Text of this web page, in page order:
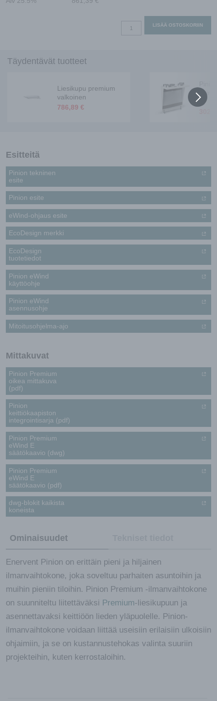
Pinion
Premium
LISÄÄ OSTOSKORIIN
Täydentävät tuotteet
Liesikupu premium
valkoinen
786,89 €
vy
Esitteitä
Pinion tekninen
esite
Pinion esite
eWind-ohjaus esite
EcoDesign merkki
EcoDesign
tuotetiedot
Pinion eWind
käyttöohje
Pinion eWind
asennusohje
Mitoitusohjelma-ajo
Mittakuvat
Pinion Premium
oikea mittakuva
(pdf)
Pinion
keittiökaapiston
integrointisarja (pdf)
Pinion Premium
eWind E
säätökaavio (dwg)
Pinion Premium
eWind E
säätökaavio (pdf)
dwg-blokit kaikista
koneista
Ominaisuudet
Enervent Pinion on erittäin pieni ja hiljainen
ilmanvaihtokone, joka soveltuu parhaiten asuntoihin ja
muihin pieniin tiloihin. Pinion Premium -ilmanvaihtokone
on suunniteltu liitettäväksi Premium-liesikupuun ja
asennettavaksi keittiöön lieden yläpuolelle. Pinion-
ilmanvaihtokone voidaan liittää useisiin erilaisiin ulkoisiin
ohjaimiin, ja se on kustannustehokas valinta suuriin
projekteihin, kuten kerrostaloihin.